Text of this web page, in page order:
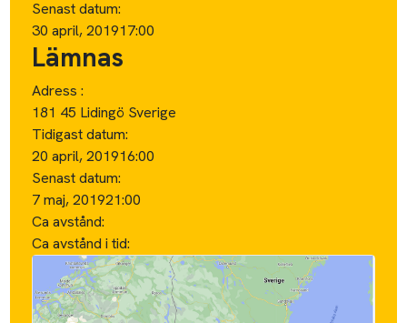
Senast datum:
30 april, 201917:00
Lämnas
Adress :
181 45 Lidingö Sverige
Tidigast datum:
20 april, 201916:00
Senast datum:
7 maj, 201921:00
Ca avstånd:
Ca avstånd i tid: